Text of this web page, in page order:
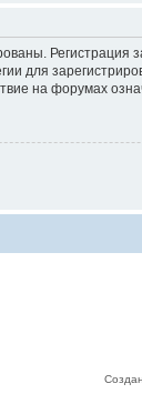
Регистрация
для
на форумах